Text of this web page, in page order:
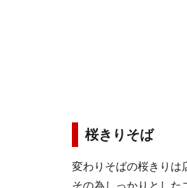
桜きりそば
変わりそばの桜きりは
その為しっかりとした